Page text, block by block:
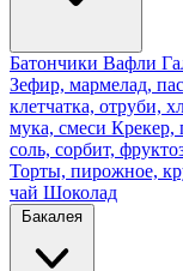
Батончики Вафли
Зефир, мармелад,
клетчатка, отруби,
мука, смеси Крекер,
соль, сорбит,
Торты, пирожное,
чай Шоколад
Бакалея